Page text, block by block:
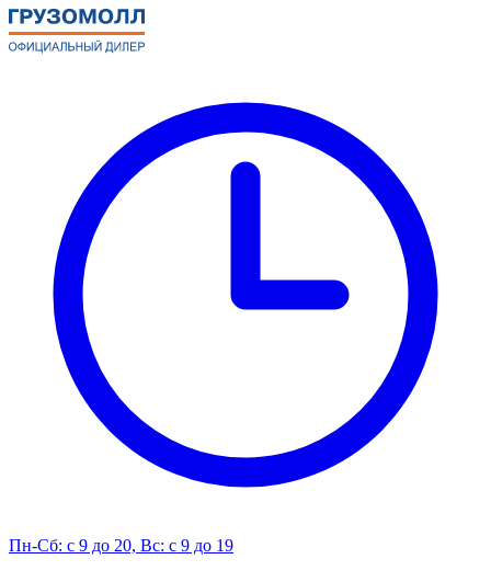
Пн-Сб: с 9 до 20, Вс: с 9 до 19